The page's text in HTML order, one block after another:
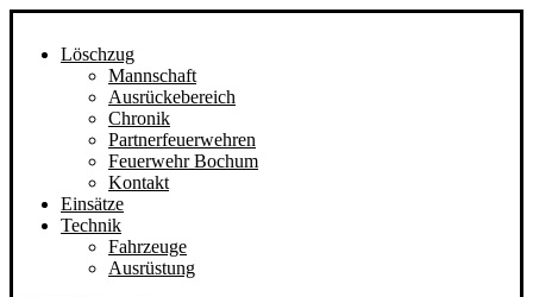
Löschzug
Mannschaft
Ausrückebereich
Chronik
Partnerfeuerwehren
Feuerwehr Bochum
Kontakt
Einsätze
Technik
Fahrzeuge
Ausrüstung